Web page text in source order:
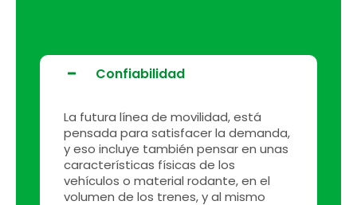
Confiabilidad
La futura línea de movilidad, está
pensada para satisfacer la demanda,
y eso incluye también pensar en unas
características físicas de los
vehículos o material rodante, en el
volumen de los trenes, y al mismo